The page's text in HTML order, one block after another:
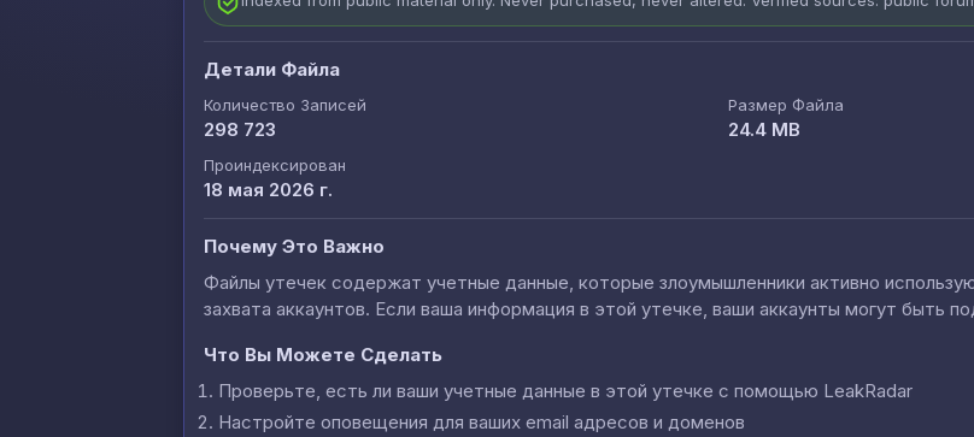
Детали Файла
Количество Записей
298 723
Размер Файла
24.4 MB
Проиндексирован
18 мая 2026 г.
Почему Это Важно
Файлы утечек содержат учетные данные, которые злоумышленники активно
захвата аккаунтов. Если ваша информация в этой утечке, ваши аккаунты могут быть
Что Вы Можете Сделать
Проверьте, есть ли ваши учетные данные в этой утечке с помощью LeakRadar
Настройте оповещения для ваших email адресов и доменов